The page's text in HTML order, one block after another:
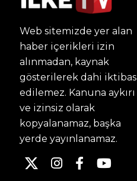
Web sitemizde yer alan
haber içerikleri izin
alınmadan, kaynak
gösterilerek dahi iktibas
edilemez. Kanuna aykırı
ve izinsiz olarak
kopyalanamaz, başka
yerde yayınlanamaz.